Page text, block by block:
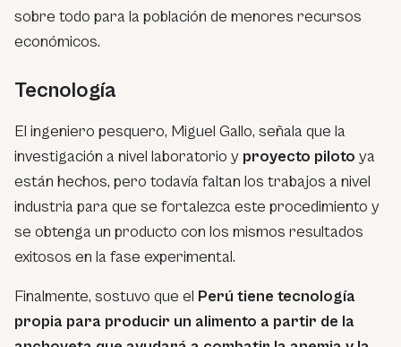
sobre todo para la población de menores recursos
económicos.
Tecnología
El ingeniero pesquero, Miguel Gallo, señala que la
investigación a nivel laboratorio y proyecto piloto ya
están hechos, pero todavía faltan los trabajos a nivel
industria para que se fortalezca este procedimiento y
se obtenga un producto con los mismos resultados
exitosos en la fase experimental.
Finalmente, sostuvo que el Perú tiene tecnología
propia para producir un alimento a partir de la